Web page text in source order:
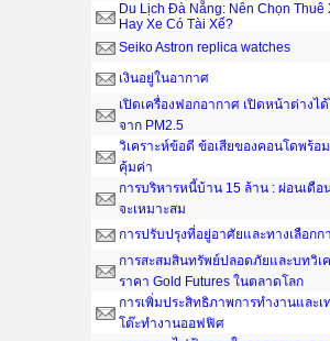
Du Lịch Đà Nẵng: Nên Chọn Thuê
Hay Xe Có Tài Xế?
Seiko Astron replica watches
เงินอยู่ในอากาศ
เปิดเครื่องฟอกอากาศ เปิดหน้าต่างไ
จาก PM2.5
วิเคราะห์ข้อดี ข้อเสียของคอนโดพร้อ
คุ้มค่า
การบริหารหนี้บ้าน 15 ล้าน : ผ่อนเดือ
จะเหมาะสม
การปรับปรุงที่อยู่อาศัยและทางเลือก
การสะสมสินทรัพย์ปลอดภัยและบทวิเ
ราคา Gold Futures ในตลาดโลก
การเพิ่มประสิทธิภาพการทำงานและ
โต๊ะทํางานออฟฟิศ